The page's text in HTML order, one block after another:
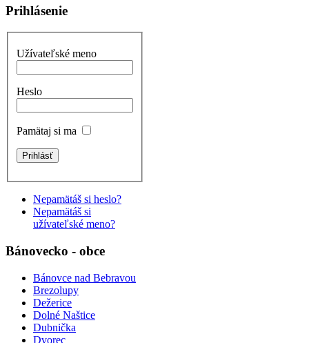
Prihlásenie
Užívateľské meno
Heslo
Pamätaj si ma
Nepamätáš si heslo?
Nepamätáš si
užívateľské meno?
Bánovecko - obce
Bánovce nad Bebravou
Brezolupy
Dežerice
Dolné Naštice
Dubnička
Dvorec